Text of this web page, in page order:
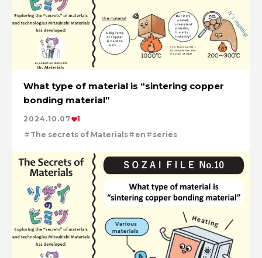
What type of material is “sintering copper
bonding material”
2024.10.07
1
The secrets of Materials
en series